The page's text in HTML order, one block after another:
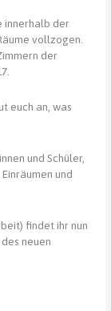
innerhalb der
vollzogen.
der
euch an, was
und Schüler,
und
findet ihr nun
neuen